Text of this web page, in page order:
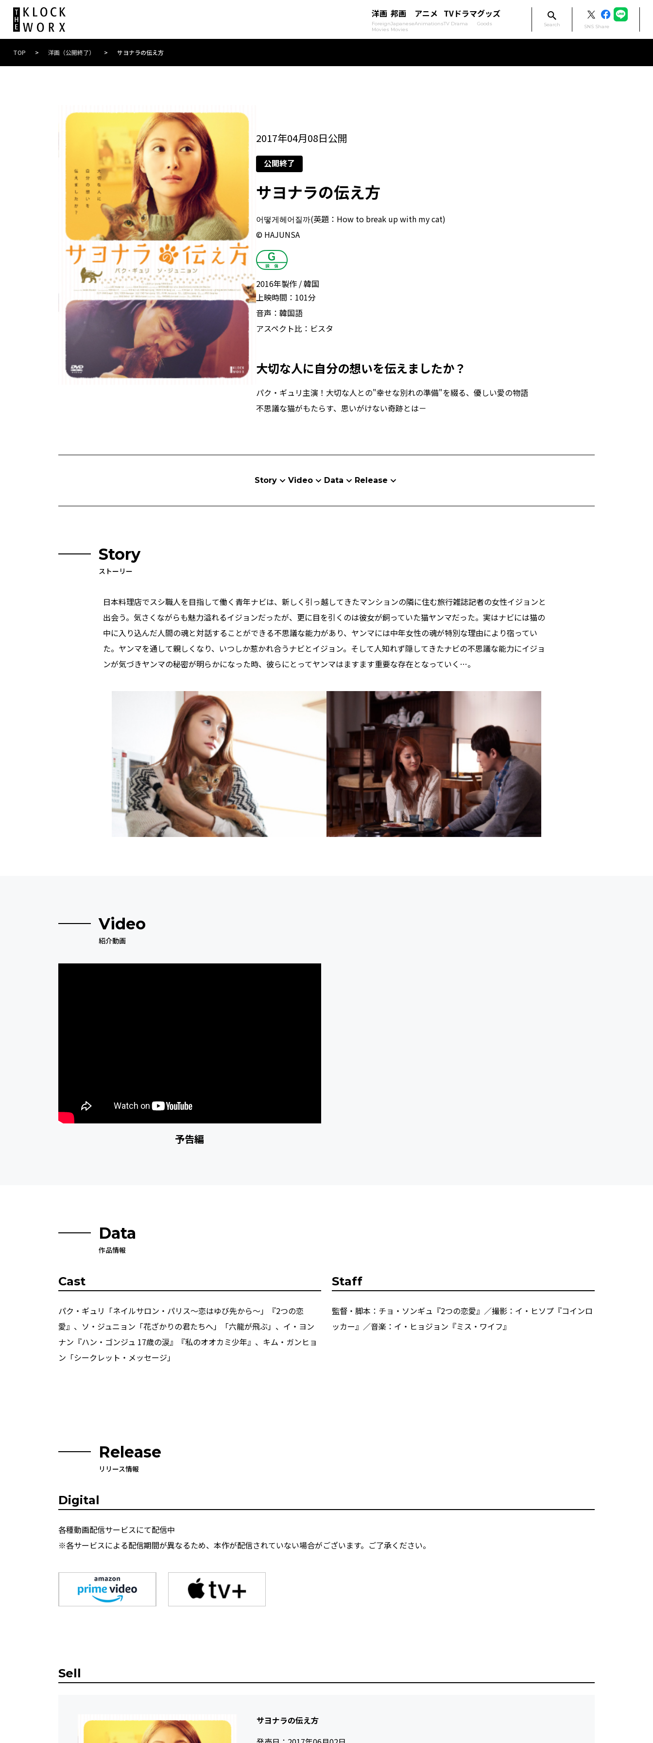
洋画
Foreign
Movies
邦画
Japanese
Movies
アニメ
Animations
TVドラマ
TV Drama
グッズ
Goods Search SNS Share
TOP > 洋画（公開終了） > サヨナラの伝え方
2017年04月08日公開
公開終了
サヨナラの伝え方
어떻게헤어질까(英題：How to break up with my cat)
© HAJUNSA
2016年製作 韓国
上映時間： 101分
音声： 韓国語
アスペクト比： ビスタ
大切な人に自分の想いを伝えましたか？
パク・ギュリ主演！大切な人との"幸せな別れの準備"を綴る、優しい愛の物語
不思議な猫がもたらす、思いがけない奇跡とは－
Story Video Data Release
Story
ストーリー
日本料理店でスシ職人を目指して働く青年ナビは、新しく引っ越してきたマンションの隣に住む旅行雑誌記者の女性イジョンと
出会う。気さくながらも魅力溢れるイジョンだったが、更に目を引くのは彼女が飼っていた猫ヤンマだった。実はナビには猫の
中に入り込んだ人間の魂と対話することができる不思議な能力があり、ヤンマには中年女性の魂が特別な理由により宿ってい
た。ヤンマを通して親しくなり、いつしか惹かれ合うナビとイジョン。そして人知れず隠してきたナビの不思議な能力にイジョ
ンが気づきヤンマの秘密が明らかになった時、彼らにとってヤンマはますます重要な存在となっていく…。
Video
紹介動画
予告編
Data
作品情報
Cast
パク・ギュリ「ネイルサロン・パリス～恋はゆび先から～」『2つの恋
愛』、ソ・ジュニョン「花ざかりの君たちへ」「六龍が飛ぶ」、イ・ヨン
ナン『ハン・ゴンジュ 17歳の涙』『私のオオカミ少年』、キム・ガンヒョ
ン「シークレット・メッセージ」
Staff
監督・脚本：チョ・ソンギュ『2つの恋愛』／撮影：イ・ヒソプ『コインロ
ッカー』／音楽：イ・ヒョジョン『ミス・ワイフ』
Release
リリース情報
Digital
各種動画配信サービスにて配信中
※各サービスによる配信期間が異なるため、本作が配信されていない場合がございます。ご了承ください。
Sell
サヨナラの伝え方